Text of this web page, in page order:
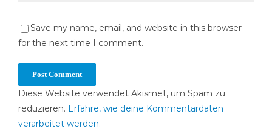
Save my name, email, and website in this browser
for the next time I comment.
Diese Website verwendet Akismet, um Spam zu
reduzieren. Erfahre, wie deine Kommentardaten
verarbeitet werden.